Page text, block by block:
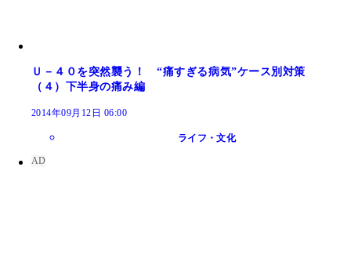
Ｕ－４０を突然襲う！ “痛すぎる病気”ケース別対策
（４）下半身の痛み編
2014年09月12日 06:00
ライフ・文化